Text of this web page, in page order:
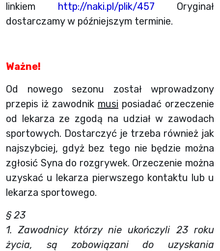
linkiem http://naki.pl/plik/457 Oryginał
dostarczamy w późniejszym terminie.
Ważne!
Od nowego sezonu został wprowadzony
przepis iż zawodnik musi posiadać orzeczenie
od lekarza ze zgodą na udział w zawodach
sportowych. Dostarczyć je trzeba również jak
najszybciej, gdyż bez tego nie będzie można
zgłosić Syna do rozgrywek. Orzeczenie można
uzyskać u lekarza pierwszego kontaktu lub u
lekarza sportowego.
§ 23
1. Zawodnicy którzy nie ukończyli 23 roku
życia, są zobowiązani do uzyskania